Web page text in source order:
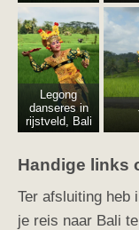
Legong
danseres in
rijstveld, Bali
Jan
Handige links
Ter afsluiting heb
je reis naar Bali